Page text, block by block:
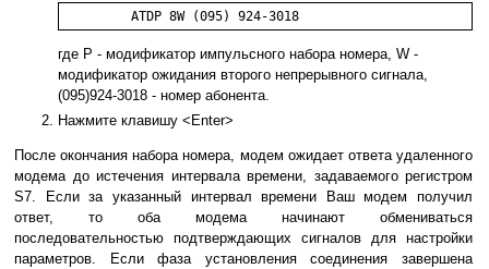
где P - модификатор импульсного набора номера, W -
модификатор ожидания второго непрерывного сигнала,
(095)924-3018 - номер абонента.
Нажмите клавишу <Enter>
После окончания набора номера, модем ожидает ответа удаленного
модема до истечения интервала времени, задаваемого регистром
S7. Если за указанный интервал времени Ваш модем получил
ответ, то оба модема начинают обмениваться
последовательностью подтверждающих сигналов для настройки
параметров. Если фаза установления соединения завершена